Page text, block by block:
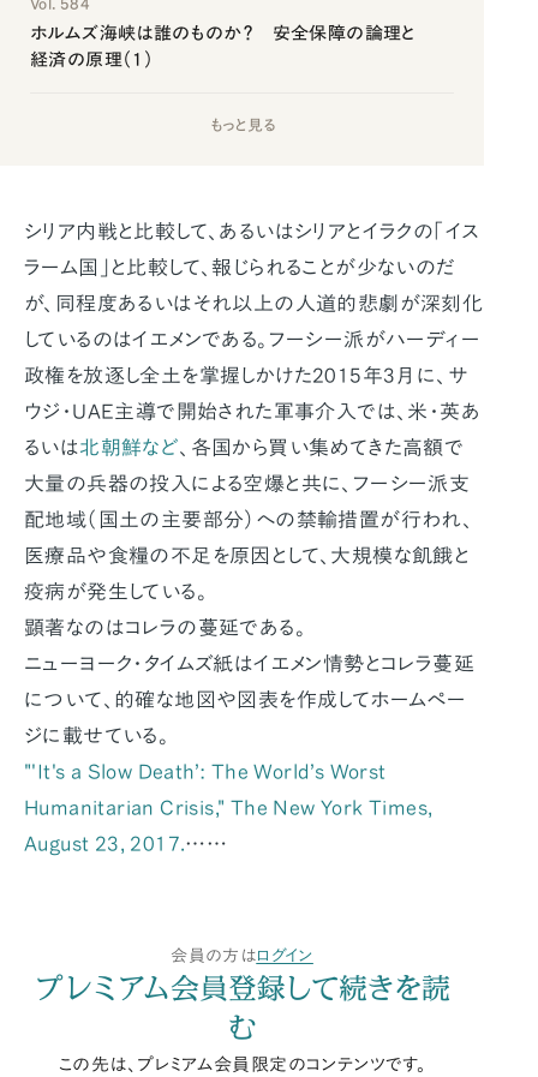
Vol. 584
ホルムズ海峡は誰のものか？ 安全保障の論理と
経済の原理（1）
もっと見る
シリア内戦と比較して、あるいはシリアとイラクの「イス
ラーム国」と比較して、報じられることが少ないのだ
が、同程度あるいはそれ以上の人道的悲劇が深刻化
しているのはイエメンである。フーシー派がハーディー
政権を放逐し全土を掌握しかけた2015年3月に、サ
ウジ・UAE主導で開始された軍事介入では、米・英あ
るいは北朝鮮など、各国から買い集めてきた高額で
大量の兵器の投入による空爆と共に、フーシー派支
配地域（国土の主要部分）への禁輸措置が行われ、
医療品や食糧の不足を原因として、大規模な飢餓と
疫病が発生している。
顕著なのはコレラの蔓延である。
ニューヨーク・タイムズ紙はイエメン情勢とコレラ蔓延
について、的確な地図や図表を作成してホームペー
ジに載せている。
"'It's a Slow Death’: The World’s Worst
Humanitarian Crisis," The New York Times,
August 23, 2017.……
会員の方はログイン
プレミアム会員登録して続きを読
む
この先は、プレミアム会員限定のコンテンツです。